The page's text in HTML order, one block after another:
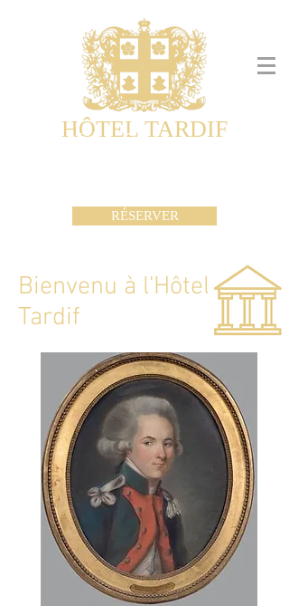
HÔTEL TARDIF
Noble Guesthouse
RÉSERVER
Bienvenu à l'Hôtel
Tardif